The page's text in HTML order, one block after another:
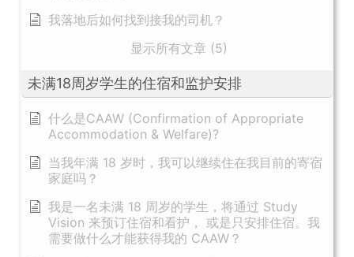
我落地后如何找到接我的司机？
显示所有文章 (5)
未满18周岁学生的住宿和监护安排
什么是CAAW (Confirmation of Appropriate
Accommodation & Welfare)?
当我年满 18 岁时，我可以继续住在我目前的寄宿
家庭吗？
我是一名未满 18 周岁的学生，将通过 Study
Vision 来预订住宿和看护， 或是只安排住宿。我
需要做什么才能获得我的 CAAW？